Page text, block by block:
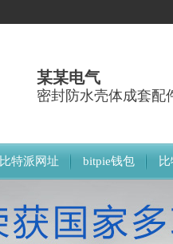
某某电气
密封防水壳体成套配
比特派网址 bitpie钱包